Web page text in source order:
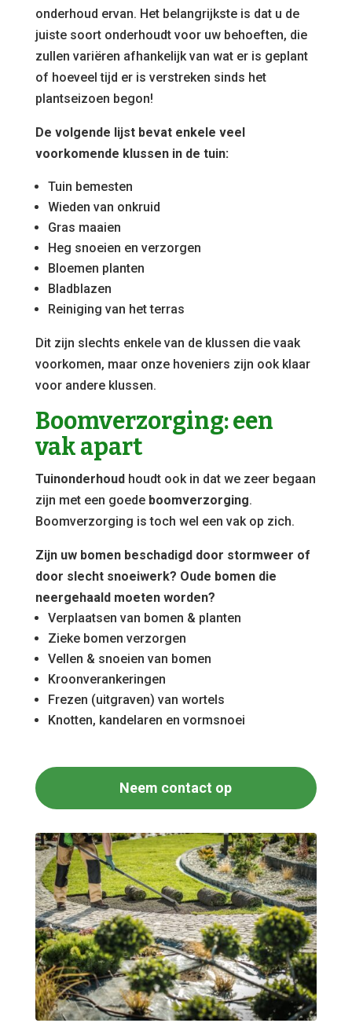
onderhoud ervan. Het belangrijkste is dat u de
juiste soort onderhoudt voor uw behoeften, die
zullen variëren afhankelijk van wat er is geplant
of hoeveel tijd er is verstreken sinds het
plantseizoen begon!
De volgende lijst bevat enkele veel
voorkomende klussen in de tuin:
Tuin bemesten
Wieden van onkruid
Gras maaien
Heg snoeien en verzorgen
Bloemen planten
Bladblazen
Reiniging van het terras
Dit zijn slechts enkele van de klussen die vaak
voorkomen, maar onze hoveniers zijn ook klaar
voor andere klussen.
Boomverzorging: een
vak apart
Tuinonderhoudhoudt ook in dat we zeer begaan
zijn met een goede boomverzorging.
Boomverzorging is toch wel een vak op zich.
Zijn uw bomen beschadigd door stormweer of
door slecht snoeiwerk? Oude bomen die
neergehaald moeten worden?
Verplaatsen van bomen & planten
Zieke bomen verzorgen
Vellen & snoeien van bomen
Kroonverankeringen
Frezen (uitgraven) van wortels
Knotten, kandelaren en vormsnoei
Neem contact op